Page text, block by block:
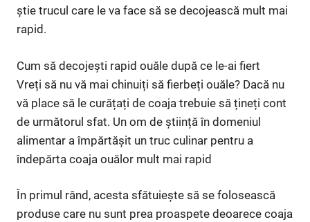
știe trucul care le va face să se decojească mult mai
rapid.
Cum să decojești rapid ouăle după ce le-ai fiert
Vreți să nu vă mai chinuiți să fierbeți ouăle? Dacă nu
vă place să le curățați de coaja trebuie să țineți cont
de următorul sfat. Un om de știință în domeniul
alimentar a împărtășit un truc culinar pentru a
îndepărta coaja ouălor mult mai rapid
În primul rând, acesta sfătuiește să se folosească
produse care nu sunt prea proaspete deoarece coaja